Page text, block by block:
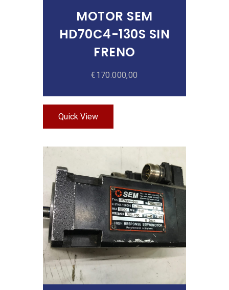
MOTOR SEM
HD70C4-130S SIN
FRENO
€170.000,00
Quick View
Añadir Al Carrito